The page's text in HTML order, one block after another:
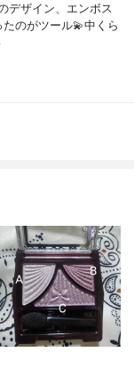
デザイン、エンボス
のがツール💫中くら